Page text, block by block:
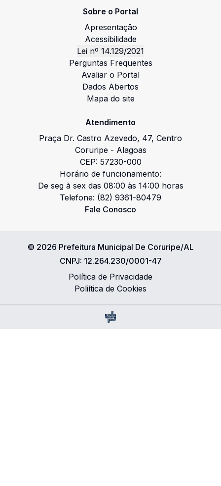
Sobre o Portal
Apresentação
Acessibilidade
Lei nº 14.129/2021
Perguntas Frequentes
Avaliar o Portal
Dados Abertos
Mapa do site
Atendimento
Praça Dr. Castro Azevedo, 47, Centro
Coruripe- Alagoas
CEP: 57230-000
Horário de funcionamento:
De seg à sex das 08:00 às 14:00 horas
Telefone: (82) 9361-80479
Fale Conosco
© 2026 Prefeitura Municipal De Coruripe/AL
CNPJ: 12.264.230/0001-47
Política de Privacidade
Poliítica de Cookies